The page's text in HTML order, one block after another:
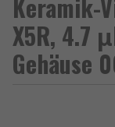
Keramik-
X5R, 4.7
Gehäuse